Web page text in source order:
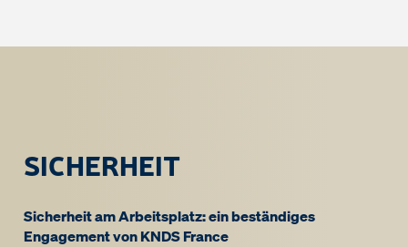
SICHERHEIT
Sicherheit am Arbeitsplatz: ein beständiges
Engagement von KNDS France